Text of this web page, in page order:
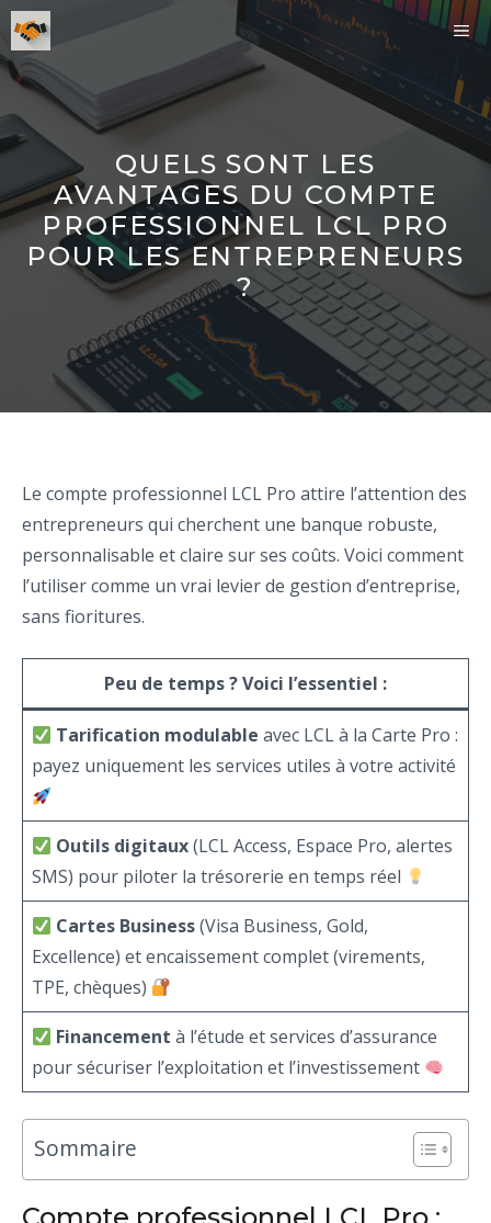
Aller
au
contenu
QUELS SONT LES
AVANTAGES DU COMPTE
PROFESSIONNEL LCL PRO
POUR LES ENTREPRENEURS
?
Le compte professionnel LCL Pro attire l’attention des
entrepreneurs qui cherchent une banque robuste,
personnalisable et claire sur ses coûts. Voici comment
l’utiliser comme un vrai levier de gestion d’entreprise,
sans fioritures.
Peu de temps ? Voici l’essentiel :
Tarification modulable avec LCL à la Carte Pro :
payez uniquement les services utiles à votre activité
Outils digitaux(LCL Access, Espace Pro, alertes
SMS) pour piloter la trésorerie en temps réel
Cartes Business(Visa Business, Gold,
Excellence) et encaissement complet (virements,
TPE, chèques)
Financement à l’étude et services d’assurance
pour sécuriser l’exploitation et l’investissement
Sommaire